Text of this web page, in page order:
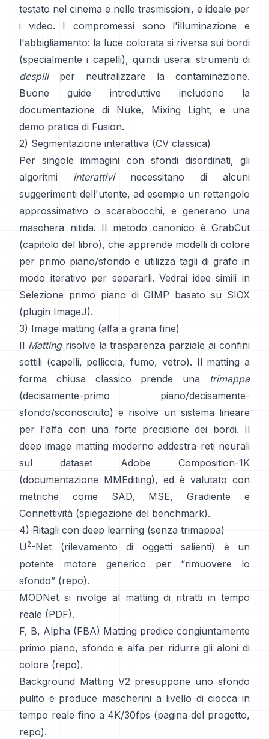
testato nel cinema e nelle trasmissioni, e ideale per
i video. I compromessi sono l'illuminazione e
l'abbigliamento: la luce colorata si riversa sui bordi
(specialmente i capelli), quindi userai strumenti di
despillper neutralizzare la contaminazione.
Buone guide introduttive includono la
documentazione di Nuke, Mixing Light, e una
demo pratica di Fusion.
2) Segmentazione interattiva (CV classica)
Per singole immagini con sfondi disordinati, gli
algoritmi interattivinecessitano di alcuni
suggerimenti dell'utente, ad esempio un rettangolo
approssimativo o scarabocchi, e generano una
maschera nitida. Il metodo canonico è GrabCut
(capitolo del libro), che apprende modelli di colore
per primo piano/sfondo e utilizza tagli di grafo in
modo iterativo per separarli. Vedrai idee simili in
Selezione primo piano di GIMP basato su SIOX
(plugin ImageJ).
3) Image matting (alfa a grana fine)
Il Mattingrisolve la trasparenza parziale ai confini
sottili (capelli, pelliccia, fumo, vetro). Il matting a
forma chiusa
classico prende una trimappa
(decisamente-primo piano/decisamente-
sfondo/sconosciuto) e risolve un sistema lineare
per l'alfa con una forte precisione dei bordi. Il
deep image matting moderno addestra reti neurali
sul dataset Adobe Composition-1K
(documentazione MMEditing), ed è valutato con
metriche come
SAD, MSE, Gradiente e
Connettività (spiegazione del benchmark).
4) Ritagli con deep learning (senza trimappa)
U 2-Net (rilevamento di oggetti salienti) è un
potente motore generico per “rimuovere lo
sfondo” (repo).
MODNet si rivolge al matting di ritratti in tempo
reale (PDF).
F, B, Alpha (FBA) Matting predice congiuntamente
primo piano, sfondo e alfa per ridurre gli aloni di
colore (repo).
Background Matting V2 presuppone uno sfondo
pulito e produce mascherini a livello di ciocca in
tempo reale fino a 4K/30fps (pagina del progetto,
repo).